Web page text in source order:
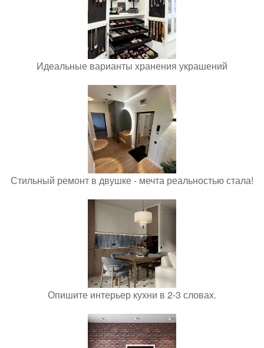
Идеальные варианты хранения украшений
Стильный ремонт в двушке - мечта реальностью стала!
Опишите интерьер кухни в 2-3 словах.